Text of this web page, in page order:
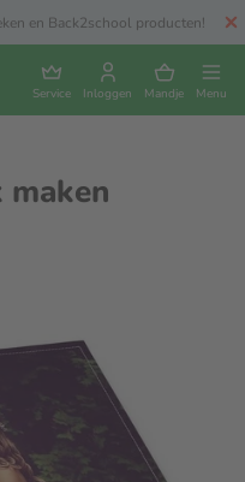
en Back2school producten!
Service Inloggen Mandje Menu